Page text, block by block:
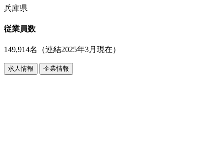
兵庫県
従業員数
149,914名（連結2025年3月現在）
求人情報 企業情報